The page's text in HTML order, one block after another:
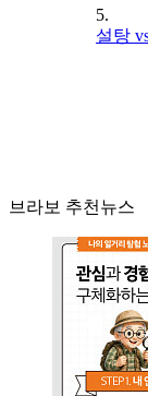
5.
설탕
브라보 추천뉴스